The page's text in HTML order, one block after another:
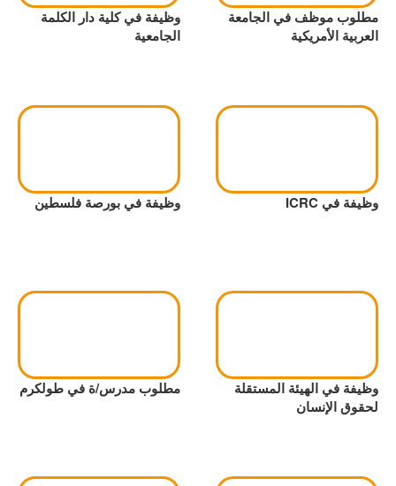
مطلوب موظف في الجامعة
العربية الأمريكية
وظيفة في كلية دار الكلمة
الجامعية
وظيفة في ICRC وظيفة في بورصة فلسطين
وظيفة في الهيئة المستقلة
لحقوق الإنسان
مطلوب مدرس/ة في طولكرم